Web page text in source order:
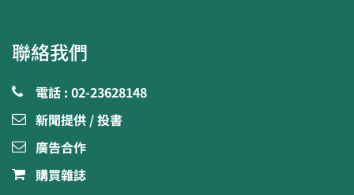
聯絡我們
電話 : 02-23628148
新聞提供 / 投書
廣告合作
購買雜誌